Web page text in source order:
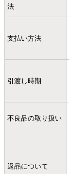
法
支払い方法
引渡し時期
不良品の取り扱い
返品について